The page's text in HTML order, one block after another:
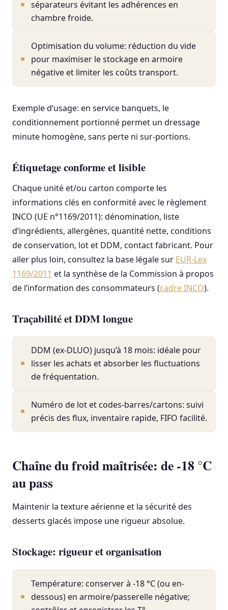
séparateurs évitant les adhérences en
chambre froide.
Optimisation du volume: réduction du vide
pour maximiser le stockage en armoire
négative et limiter les coûts transport.
Exemple d’usage: en service banquets, le
conditionnement portionné permet un dressage
minute homogène, sans perte ni sur-portions.
Étiquetage conforme et lisible
Chaque unité et/ou carton comporte les
informations clés en conformité avec le règlement
INCO (UE n°1169/2011): dénomination, liste
d’ingrédients, allergènes, quantité nette, conditions
de conservation, lot et DDM, contact fabricant. Pour
aller plus loin, consultez la base légale sur EUR-Lex
1169/2011 et la synthèse de la Commission à propos
de l’information des consommateurs (cadre INCO).
Traçabilité et DDM longue
DDM (ex-DLUO) jusqu’à 18 mois: idéale pour
lisser les achats et absorber les fluctuations
de fréquentation.
Numéro de lot et codes-barres/cartons: suivi
précis des flux, inventaire rapide, FIFO facilité.
Chaîne du froid maîtrisée: de -18 °C
au pass
Maintenir la texture aérienne et la sécurité des
desserts glacés impose une rigueur absolue.
Stockage: rigueur et organisation
Température: conserver à -18 °C (ou en-
dessous) en armoire/passerelle négative;